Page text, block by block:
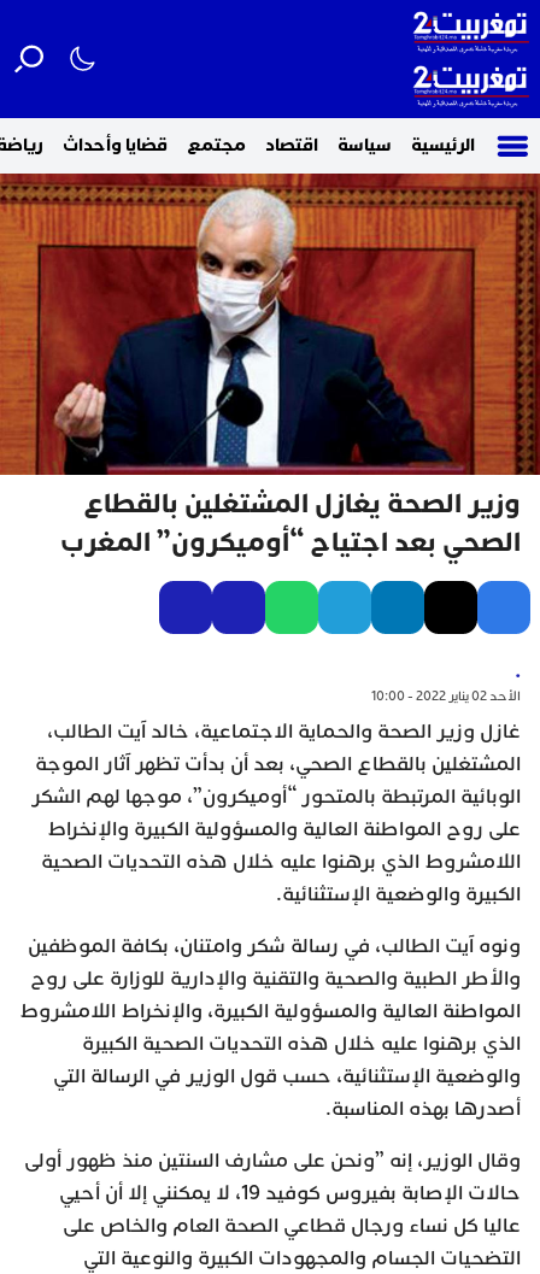
الرئيسية سياسة اقتصاد مجتمع قضايا وأحداث
وزير الصحة يغازل المشتغلين بالقطاع
الصحي بعد اجتياح “أوميكرون” المغرب
.
الأحد 02 يناير 2022 - 10:00
غازل وزير الصحة والحماية الاجتماعية، خالد آيت الطالب،
المشتغلين بالقطاع الصحي، بعد أن بدأت تظهر آثار الموجة
الوبائية المرتبطة بالمتحور “أوميكرون”، موجها لهم الشكر
على روح المواطنة العالية والمسؤولية الكبيرة والإنخراط
اللامشروط الذي برهنوا عليه خلال هذه التحديات الصحية
الكبيرة والوضعية الإستثنائية.
ونوه آيت الطالب، في رسالة شكر وامتنان، بكافة الموظفين
والأطر الطبية والصحية والتقنية والإدارية للوزارة على روح
المواطنة العالية والمسؤولية الكبيرة، والإنخراط اللامشروط
الذي برهنوا عليه خلال هذه التحديات الصحية الكبيرة
والوضعية الإستثنائية، حسب قول الوزير في الرسالة التي
أصدرها بهذه المناسبة.
وقال الوزير، إنه ”ونحن على مشارف السنتين منذ ظهور أولى
حالات الإصابة بفيروس كوفيد 19، لا يمكنني إلا أن أحيي
عاليا كل نساء ورجال قطاعي الصحة العام والخاص على
التضحيات الجسام والمجهودات الكبيرة والنوعية التي